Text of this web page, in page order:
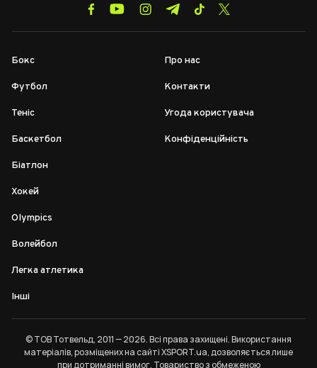
Бокс
Футбол
Теніс
Баскетбол
Біатлон
Хокей
Olympics
Волейбол
Легка атлетика
Інші
Про нас
Контакти
Угода користувача
Конфіденційність
© ТОВ Тотвельд, 2011 — 2026. Всі права захищені. Використання
матеріалів, розміщених на сайті XSPORT.ua, дозволяється лише
при дотриманнівимог. Товариство з обмеженою